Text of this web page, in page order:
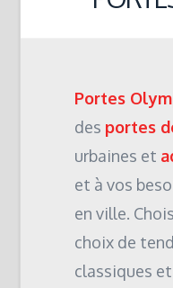
Portes
des portes
urbaines et
et à vos
en ville.
choix de
classiques